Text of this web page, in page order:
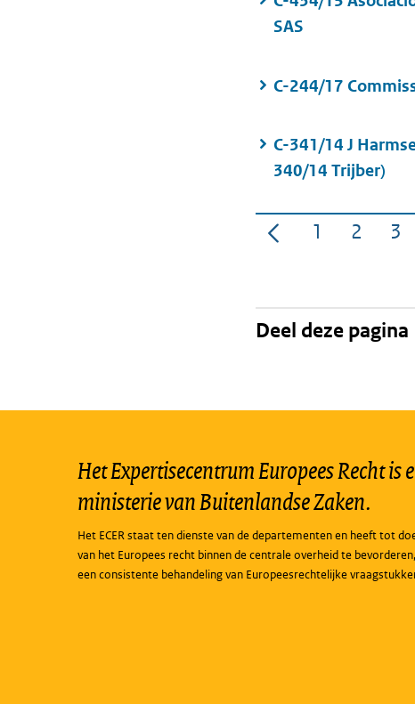
SAS
C-244/17
C-341/14 J
340/14 Trijber)
Pagina
1 Pagina
2 3
Deel deze pagina
Het Expertisecentrum Europees Recht
ministerie van Buitenlandse Zaken.
Het ECER staat ten dienste van de departementen en heeft tot
van het Europees recht binnen de centrale overheid te
een consistente behandeling van Europeesrechtelijke